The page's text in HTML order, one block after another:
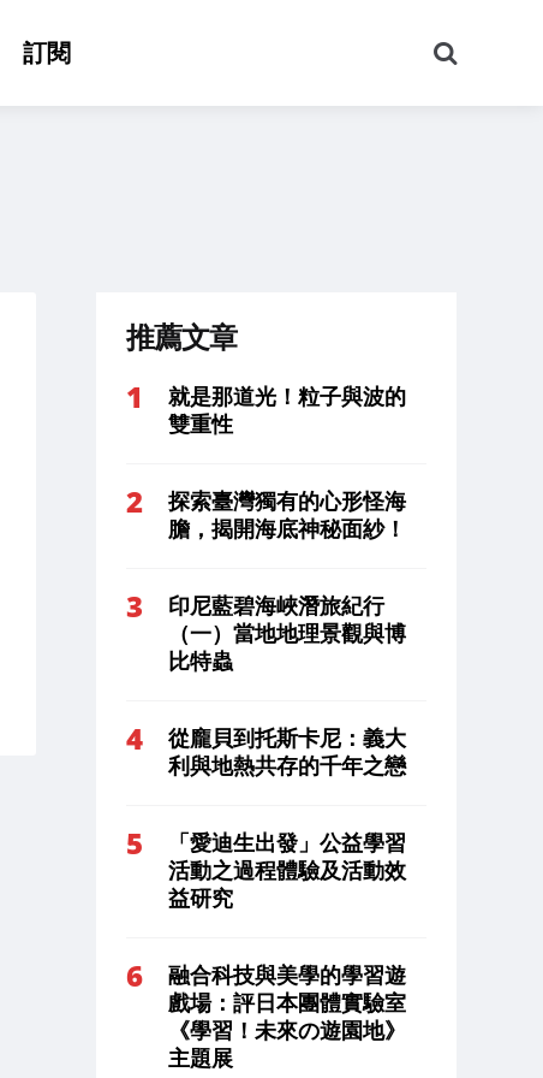
訂閱
尋
推薦文章
就是那道光！粒子與波的
雙重性
探索臺灣獨有的心形怪海
膽，揭開海底神秘面紗！
印尼藍碧海峽潛旅紀行
（一）當地地理景觀與博
比特蟲
從龐貝到托斯卡尼：義大
利與地熱共存的千年之戀
「愛迪生出發」公益學習
活動之過程體驗及活動效
益研究
融合科技與美學的學習遊
戲場：評日本團體實驗室
《學習！未來の遊園地》
主題展